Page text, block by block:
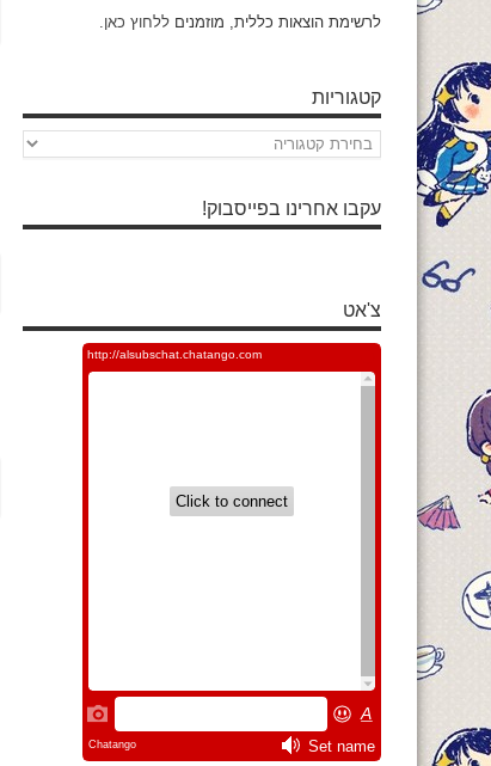
לרשימת הוצאות כללית, מוזמנים ללחוץ כאן.
קטגוריות
קטגוריות
עקבו אחרינו בפייסבוק!
צ'אט